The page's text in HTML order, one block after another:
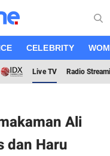
CELEBRITY
Live TV Radio
Ali
dan Haru